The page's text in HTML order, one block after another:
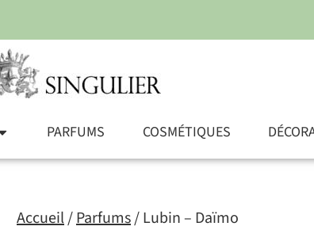
PARFUMS COSMÉTIQUES
Accueil/Parfums/ Lubin – Daïmo